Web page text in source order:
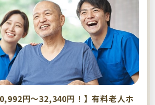
円～32,340円！】有料老人ホ